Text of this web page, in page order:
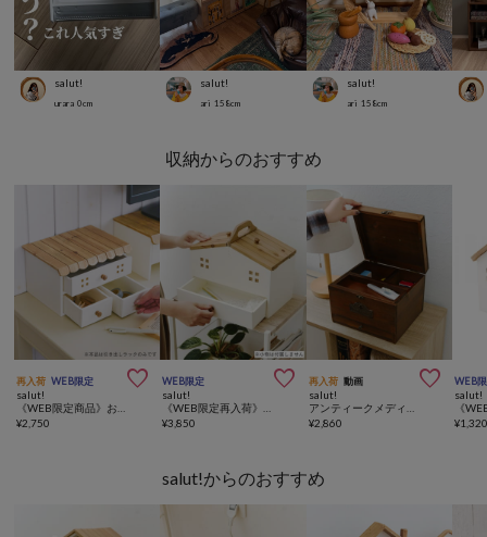
salut!
urara 0cm
salut!
ari 158cm
salut!
ari 158cm
収納からのおすすめ
再入荷 WEB限定 
salut!
¥2,750
WEB限定 
salut!
¥3,850
再入荷 動画 
salut!
¥2,860
WEB
salut!
¥
salut!からのおすすめ